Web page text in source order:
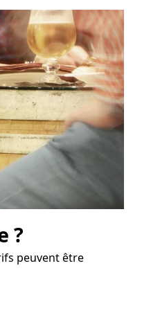
?
peuvent être